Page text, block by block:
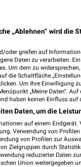
für
Di 05 Mi 06
„Ablehnen“ wird
oder greifen auf
Daten zu verarbeiten.
Um dem zu
die Schaltfläche
Um Ihre Einwilligung
„Meine Daten“.
haben keinen Einfluss auf
Daten, um die
auf einem
Verwendung von
von Profilen zur
Zielgruppen durch
reduzierter Daten
Union weitergegeben